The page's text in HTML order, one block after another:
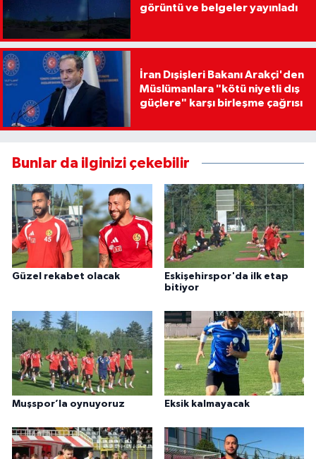
görüntü ve belgeler yayınladı
İran Dışişleri Bakanı Arakçi'den
Müslümanlara "kötü niyetli dış
güçlere" karşı birleşme çağrısı
Bunlar da ilginizi çekebilir
Güzel rekabet olacak
Eskişehirspor'da ilk etap
bitiyor
Muşspor’la oynuyoruz Eksik kalmayacak